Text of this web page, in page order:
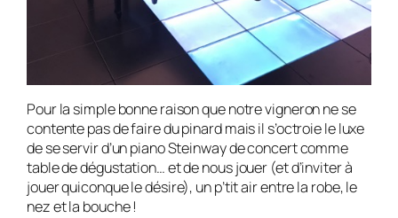
Pour la simple bonne raison que notre vigneron ne se
contente pas de faire du pinard mais il s’octroie le luxe
de se servir d’un piano Steinway de concert comme
table de dégustation… et de nous jouer (et d’inviter à
jouer quiconque le désire), un p’tit air entre la robe, le
nez et la bouche !